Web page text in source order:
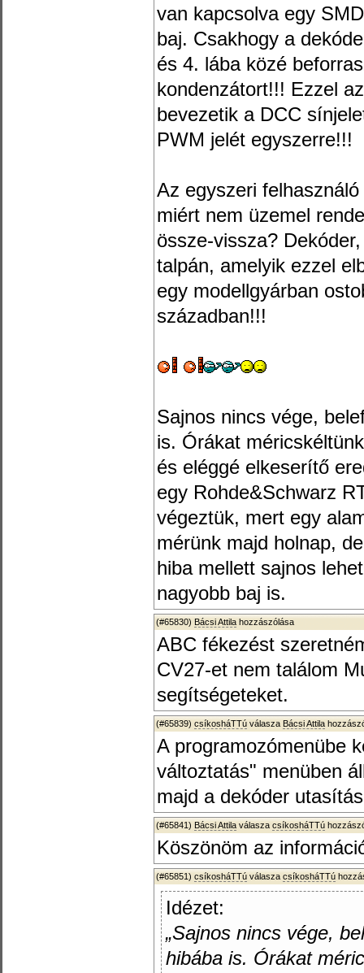
van kapcsolva egy
baj. Csakhogy a
és 4. lába közé
kondenzátort!!! Ezzel
bevezetik a DCC
PWM jelét egyszerre!!!
Az egyszeri
miért nem üzemel
össze-vissza?
talpán, amelyik ezzel
egy modellgyárban
században!!!
Sajnos nincs vége,
is. Órákat
és eléggé elkeserítő
egy Rohde&Schwarz
végeztük, mert egy
mérünk majd holnap,
hiba mellett sajnos
nagyobb baj is.
(#65830) Bácsi Attila hozzászólása
ABC fékezést
CV27-et nem találom
segítségeteket.
(#65839) csíkosháTTú válasza Bácsi Attila
A programozómenübe
változtatás" menüben
majd a dekóder
(#65841) Bácsi Attila válasza csíkosháTTú
Köszönöm az
(#65851) csíkosháTTú válasza csíkosháTTú
Idézet:
„Sajnos nincs vége,
hibába is. Órákat